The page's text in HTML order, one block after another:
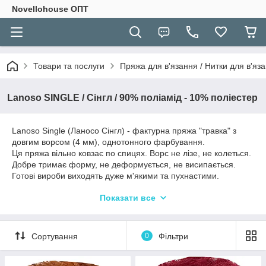
Novellohouse ОПТ
Товари та послуги Пряжа для в'язання / Нитки для
Lanoso SINGLE / Сінгл / 90% поліамід - 10% поліестер
Lanoso Single (Ланосо Сінгл) - фактурна пряжа "травка" з
довгим ворсом (4 мм), однотонного фарбування.
Ця пряжа вільно ковзає по спицях. Ворс не лізе, не колеться.
Добре тримає форму, не деформується, не висипається.
Готові вироби виходять дуже м'якими та пухнастими.
не тягнеться, наприклад зі 100% мерсиризованою бавовною,
зверху донизу.
Рекомендоване ручне прання.
Для надання більшої м'якості та шовковистості при пранні
Показати все
Сортування 0 Фільтри